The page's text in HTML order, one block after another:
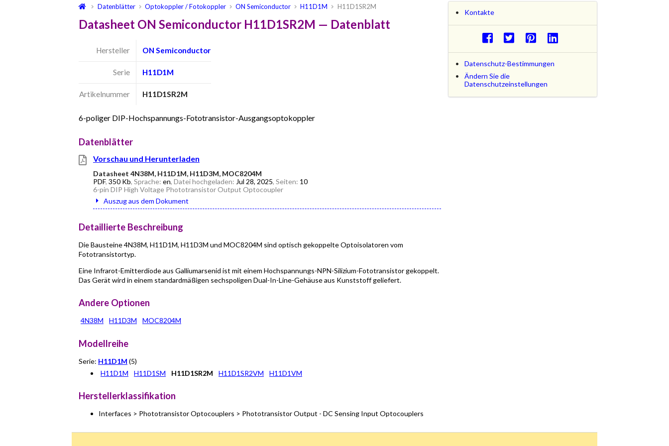
Datenblätter Optokoppler / Fotokoppler ON Semiconductor H11D1M H11D1SR2M
Datasheet ON Semiconductor H11D1SR2M — Datenblatt
Hersteller ON Semiconductor
Serie H11D1M
Artikelnummer H11D1SR2M
6-poliger DIP-Hochspannungs-Fototransistor-Ausgangsoptokoppler
Datenblätter
Vorschau und Herunterladen
Datasheet 4N38M, H11D1M, H11D3M, MOC8204M
PDF, 350 Kb, Sprache: en, Datei hochgeladen: Jul 28, 2025, Seiten: 10
6-pin DIP High Voltage Phototransistor Output Optocoupler
Auszug aus dem Dokument
Detaillierte Beschreibung
Die Bausteine 4N38M, H11D1M, H11D3M und MOC8204M sind optisch gekoppelte Optoisolatoren vom
Fototransistortyp.
Eine Infrarot-Emitterdiode aus Galliumarsenid ist mit einem Hochspannungs-NPN-Silizium-Fototransistor gekoppelt.
Das Gerät wird in einem standardmäßigen sechspoligen Dual-In-Line-Gehäuse aus Kunststoff geliefert.
Andere Optionen
4N38M H11D3M MOC8204M
Modellreihe
Serie: H11D1M (5)
H11D1M
H11D1SM H11D1SR2M H11D1SR2VM H11D1VM
Herstellerklassifikation
Interfaces > Phototransistor Optocouplers > Phototransistor Output - DC Sensing Input Optocouplers
Kontakte
Datenschutz-Bestimmungen
Ändern Sie die
Datenschutzeinstellungen